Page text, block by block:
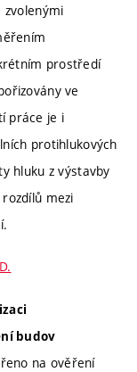
zvolenými
prostředí
ve
práce je i
protihlukových
hluku z výstavby
mezi
budov
na ověření